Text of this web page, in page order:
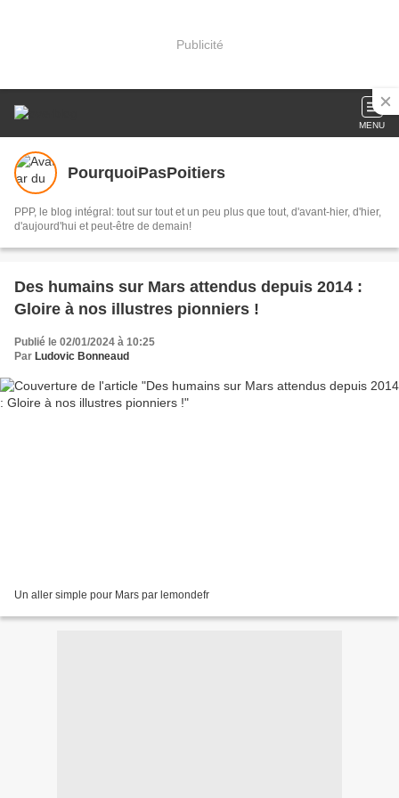
Publicité
MENU
PourquoiPasPoitiers
PPP, le blog intégral: tout sur tout et un peu plus que tout, d'avant-hier, d'hier,
d'aujourd'hui et peut-être de demain!
Des humains sur Mars attendus depuis 2014 :
Gloire à nos illustres pionniers !
Publié le 02/01/2024 à 10:25
Par Ludovic Bonneaud
Un aller simple pour Mars par lemondefr